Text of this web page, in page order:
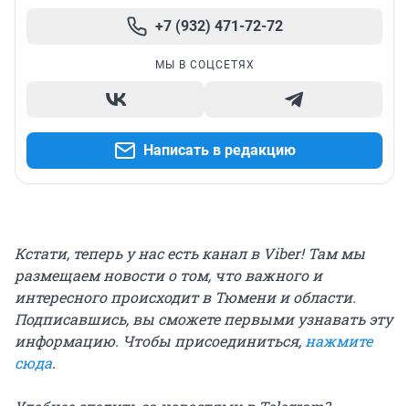
+7 (932) 471-72-72
МЫ В СОЦСЕТЯХ
Написать в редакцию
Кстати, теперь у нас есть канал в Viber! Там мы
размещаем новости о том, что важного и
интересного происходит в Тюмени и области.
Подписавшись, вы сможете первыми узнавать эту
информацию. Чтобы присоединиться,нажмите
сюда.